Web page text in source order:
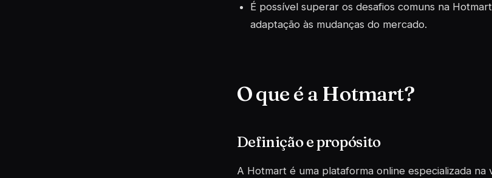
É possível superar os desafios comuns na
adaptação às mudanças do mercado.
O que é a Hotmart?
Definição e propósito
A Hotmart é uma plataforma online especializada